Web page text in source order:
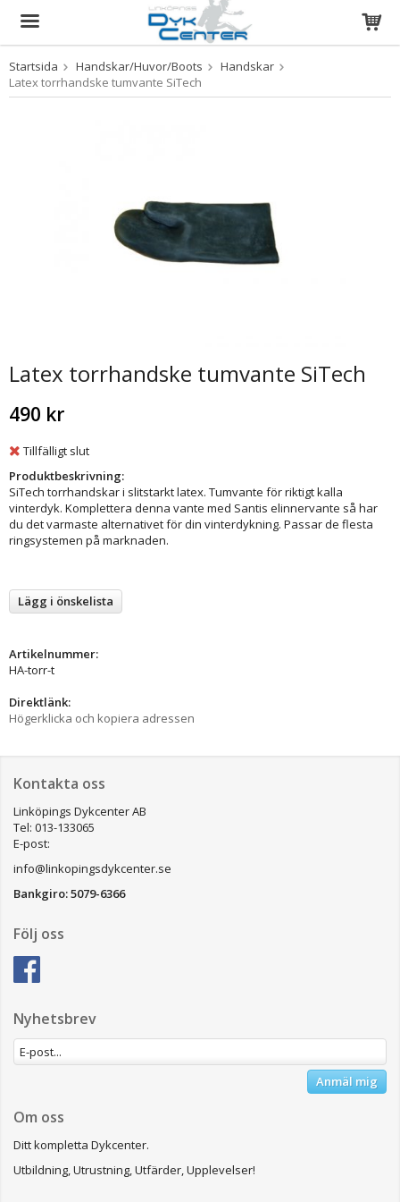
Produkten har blivit tillagd i varukorgen
Startsida Handskar/Huvor/Boots
Handskar
Latex torrhandske tumvante SiTech
Latex torrhandske tumvante SiTech
490 kr
Tillfälligt slut
Produktbeskrivning:
SiTech torrhandskar i slitstarkt latex. Tumvante för riktigt kalla
vinterdyk. Komplettera denna vante med Santis elinnervante så har
du det varmaste alternativet för din vinterdykning. Passar de flesta
ringsystemen på marknaden.
Lägg i önskelista
Artikelnummer:
HA-torr-t
Direktlänk:
Högerklicka och kopiera adressen
Kontakta oss
Linköpings Dykcenter AB
Tel: 013-133065
E-post:
info@linkopingsdykcenter.se
Bankgiro: 5079-6366
Följ oss
Nyhetsbrev
Anmäl mig
Om oss
Ditt kompletta Dykcenter.
Utbildning, Utrustning, Utfärder, Upplevelser!